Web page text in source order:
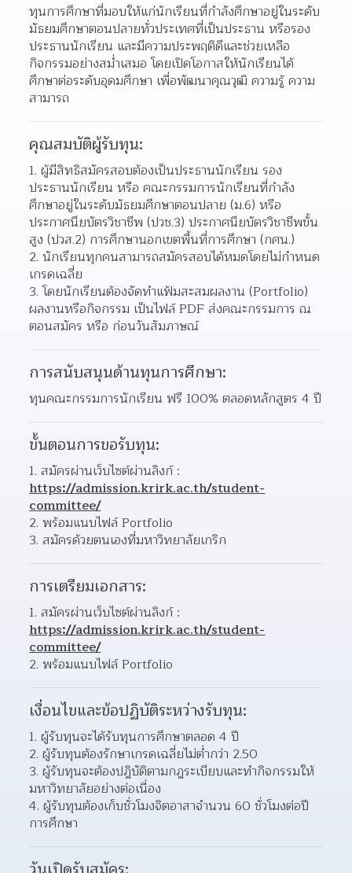
ทุนการศึกษาที่มอบให้แก่นักเรียนที่กำลังศึกษาอยู่ในระดับ
มัธยมศึกษาตอนปลายทั่วประเทศที่เป็นประธาน หรือรอง
ประธานนักเรียน และมีความประพฤติดีและช่วยเหลือ
กิจกรรมอย่างสม่ำเสมอ โดยเปิดโอกาสให้นักเรียนได้
ศึกษาต่อระดับอุดมศึกษา เพื่อพัฒนาคุณวุฒิ ความรู้ ความ
สามารถ
คุณสมบัติผู้รับทุน:
ผู้มีสิทธิสมัครสอบต้องเป็นประธานนักเรียน รอง
ประธานนักเรียน หรือ คณะกรรมการนักเรียนที่กำลัง
ศึกษาอยู่ในระดับมัธยมศึกษาตอนปลาย (ม.6) หรือ
ประกาศนียบัตรวิชาชีพ (ปวช.3) ประกาศนียบัตรวิชาชีพขั้น
สูง (ปวส.2) การศึกษานอกเขตพื้นที่การศึกษา (กศน.)
นักเรียนทุกคนสามารถสมัครสอบได้หมดโดยไม่กำหนด
เกรดเฉลี่ย
โดยนักเรียนต้องจัดทำแฟ้มสะสมผลงาน (Portfolio)
ผลงานหรือกิจกรรม เป็นไฟล์ PDF ส่งคณะกรรมการ ณ
ตอนสมัคร หรือ ก่อนวันสัมภาษณ์
การสนับสนุนด้านทุนการศึกษา:
ทุนคณะกรรมการนักเรียน ฟรี 100% ตลอดหลักสูตร 4 ปี
ขั้นตอนการขอรับทุน:
https://admission.krirk.ac.th/student-
committee/
พร้อมแนบไฟล์ Portfolio
สมัครด้วยตนเองที่มหาวิทยาลัยเกริก
การเตรียมเอกสาร:
https://admission.krirk.ac.th/student-
committee/
พร้อมแนบไฟล์ Portfolio
เงื่อนไขและข้อปฏิบัติระหว่างรับทุน:
ผู้รับทุนจะได้รับทุนการศึกษาตลอด 4 ปี
ผู้รับทุนต้องรักษาเกรดเฉลี่ยไม่ต่ำกว่า 2.50
ผู้รับทุนจะต้องปฎิบัติตามกฎระเบียบและทำกิจกรรมให้
มหาวิทยาลัยอย่างต่อเนื่อง
ผู้รับทุนต้องเก็บชั่วโมงจิตอาสาจำนวน 60 ชั่วโมงต่อปี
การศึกษา